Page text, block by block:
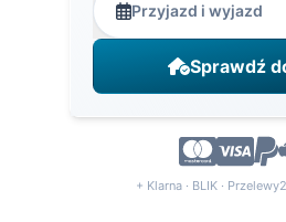
Przyjazd i wyjazd
Sprawdź
+ Klarna · BLIK ·